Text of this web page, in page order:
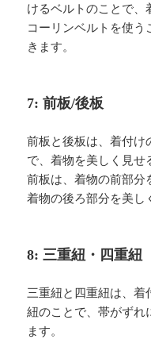
けるベルトのことで、
コーリンベルトを使
きます。
7: 前板/後板
前板と後板は、着付け
で、着物を美しく見せ
前板は、着物の前部分
着物の後ろ部分を美し
8: 三重紐・四重紐
三重紐と四重紐は、着
紐のことで、帯がずれ
ます。